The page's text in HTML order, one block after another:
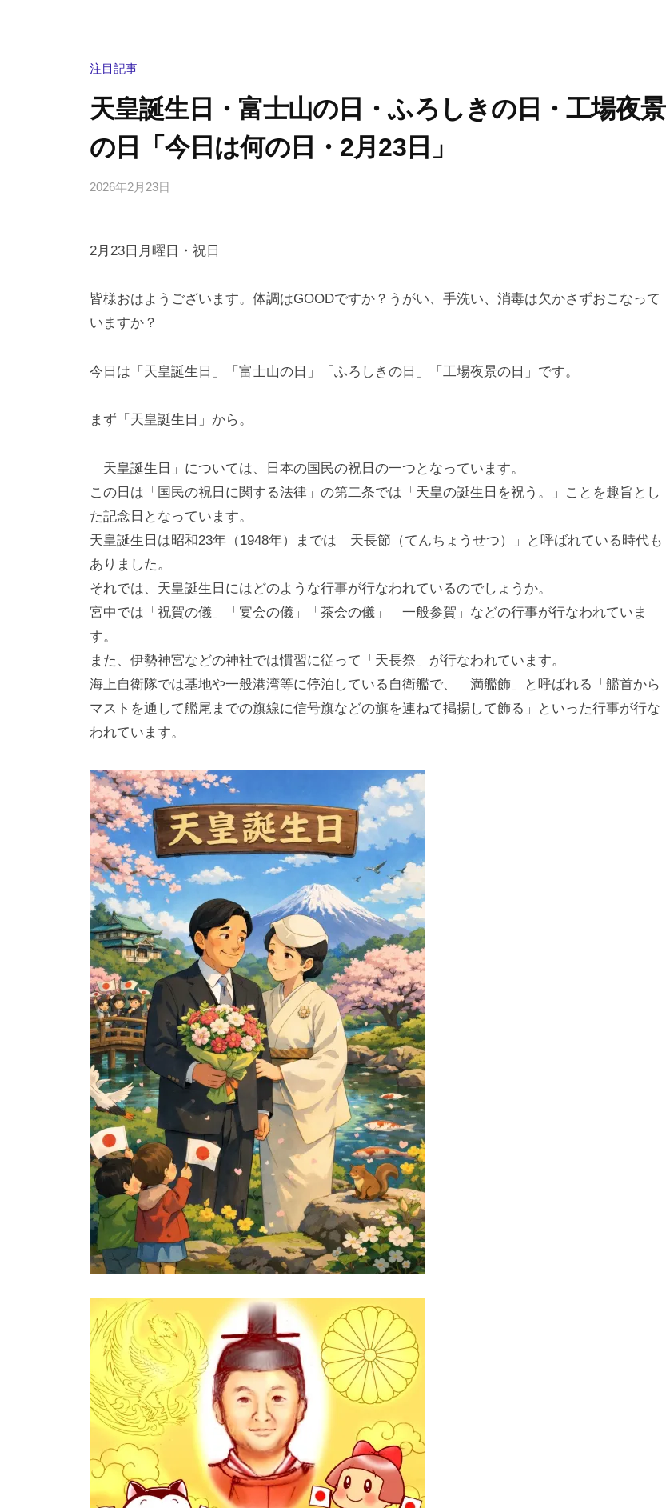
注目記事
天皇誕生日・富士山の日・ふろしきの日・工場夜景
の日「今日は何の日・2月23日」
2026年2月23日
i
a
y
m
の
メ
2月23日月曜日・祝日
皆様おはようございます。体調はGOODですか？うがい、手洗い、消毒は欠かさずおこなって
いますか？
今日は「天皇誕生日」「富士山の日」「ふろしきの日」「工場夜景の日」です。
まず「天皇誕生日」から。
「天皇誕生日」については、日本の国民の祝日の一つとなっています。
この日は「国民の祝日に関する法律」の第二条では「天皇の誕生日を祝う。」ことを趣旨とし
た記念日となっています。
天皇誕生日は昭和23年（1948年）までは「天長節（てんちょうせつ）」と呼ばれている時代も
ありました。
それでは、天皇誕生日にはどのような行事が行なわれているのでしょうか。
宮中では「祝賀の儀」「宴会の儀」「茶会の儀」「一般参賀」などの行事が行なわれていま
す。
また、伊勢神宮などの神社では慣習に従って「天長祭」が行なわれています。
海上自衛隊では基地や一般港湾等に停泊している自衛艦で、「満艦飾」と呼ばれる「艦首から
マストを通して艦尾までの旗線に信号旗などの旗を連ねて掲揚して飾る」といった行事が行な
われています。